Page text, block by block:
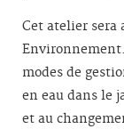
Cet atelier sera
modes de
en eau dans le
et au